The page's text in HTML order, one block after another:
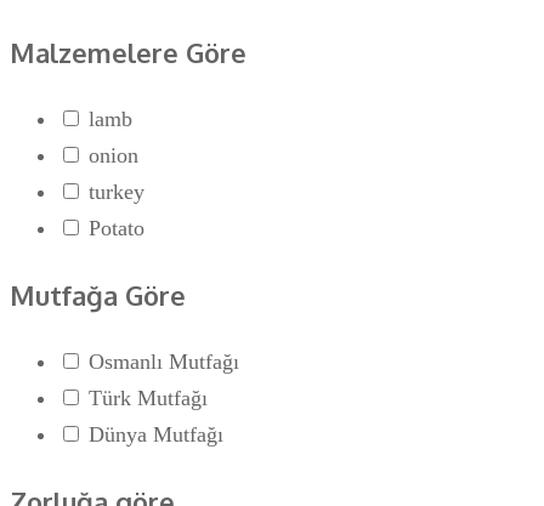
Malzemelere Göre
lamb
onion
turkey
Potato
Mutfağa Göre
Osmanlı Mutfağı
Türk Mutfağı
Dünya Mutfağı